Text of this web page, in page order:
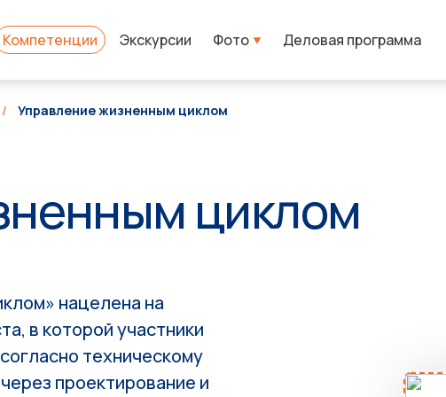
Компетенции Экскурсии Фото Деловая программа
/ Управление жизненным циклом
циклом
нацелена на
в которой участники
техническому
проектирование и